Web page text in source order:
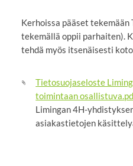
Kerhoissa pääset tekemään
tekemällä oppii parhaiten).
tehdä myös itsenäisesti
Tietosuojaseloste
toimintaan
Limingan 4H-
asiakastietojen